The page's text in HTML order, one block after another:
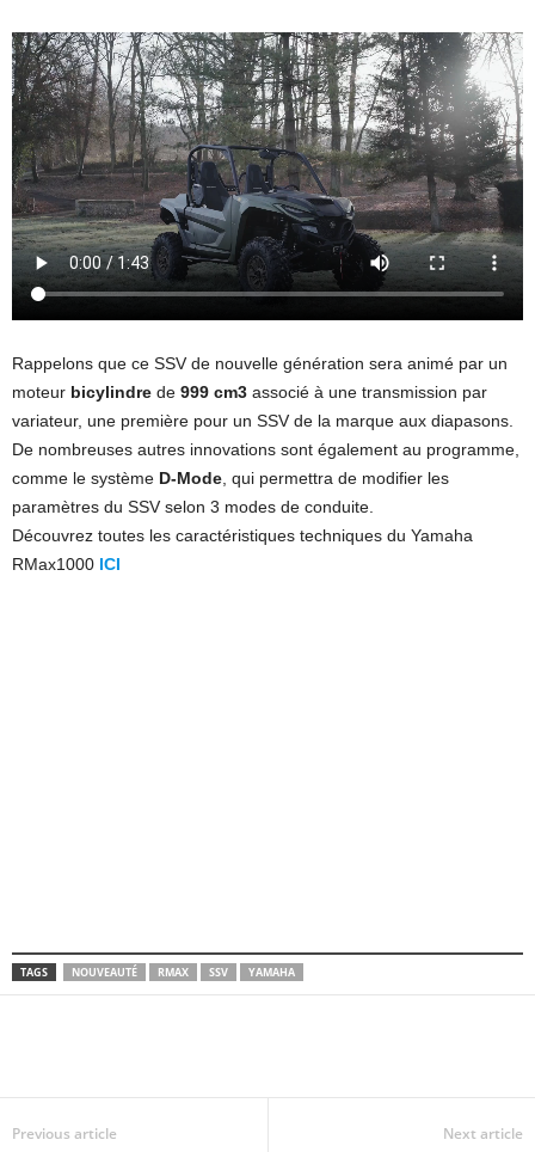
Rappelons que ce SSV de nouvelle génération sera animé par un
moteur bicylindre de 999 cm3 associé à une transmission par
variateur, une première pour un SSV de la marque aux diapasons.
De nombreuses autres innovations sont également au programme,
comme le système D-Mode , qui permettra de modifier les
paramètres du SSV selon 3 modes de conduite.
Découvrez toutes les caractéristiques techniques du Yamaha
RMax1000 ICI
TAGS NOUVEAUTÉ RMAX SSV YAMAHA
Previous article Next article